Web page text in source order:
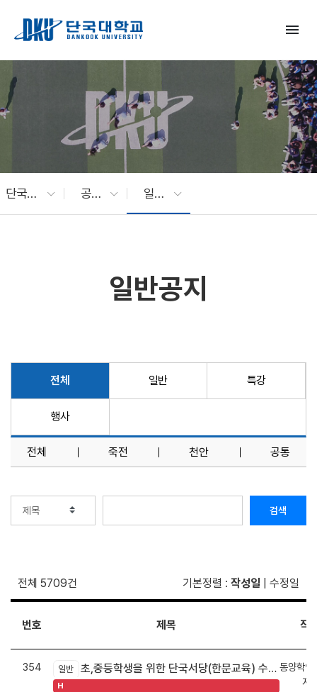
menu
단국대 소식 공지사항 일반공지
일반공지
전체 일반 특강
행사
전체 죽전 천안 공통
검색
전체 5709건 기본정렬 : 작성일 수정일
번호 제목 작
354 일반 초,중등학생을 위한 단국서당(한문교육) 수강생 모집(2015-2)
H
동양학연
지